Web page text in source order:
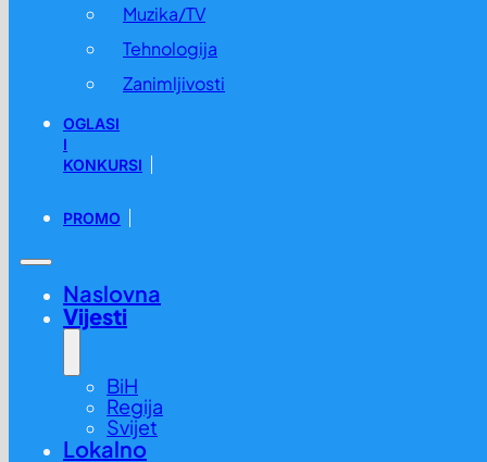
Muzika/TV
Tehnologija
Zanimljivosti
OGLASI
I
KONKURSI
PROMO
Naslovna
Vijesti
BiH
Regija
Svijet
Lokalno